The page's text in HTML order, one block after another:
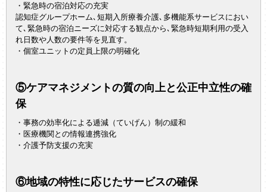
・緊急時の宿泊対応の充実
認知症グループホーム､短期入所療養介護､多機能系サービスにおい
て､緊急時の宿泊ニーズに対応する観点から､緊急時短期利用の受入
れ日数や人数の要件等を見直す。
・個室ユニットの定員上限の明確化
⑤ケアマネジメントの質の向上と公正中立性の確
保
・事務の効率化による逓減（ていげん）制の緩和
・医療機関との情報連携強化
・介護予防支援の充実
⑥地域の特性に応じたサービスの確保